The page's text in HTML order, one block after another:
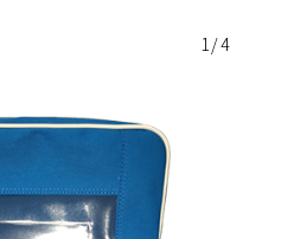
1/4